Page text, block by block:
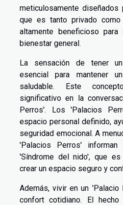
meticulosamente
que es tanto privado
altamente beneficioso
bienestar general.
La sensación de tener
esencial para mantener
saludable. Este
significativo en la
Perros'. Los 'Palacios
espacio personal definido,
seguridad emocional. A
'Palacios Perros'
'Síndrome del nido', que
crear un espacio seguro y
Además, vivir en un 'Palacio
confort cotidiano. El